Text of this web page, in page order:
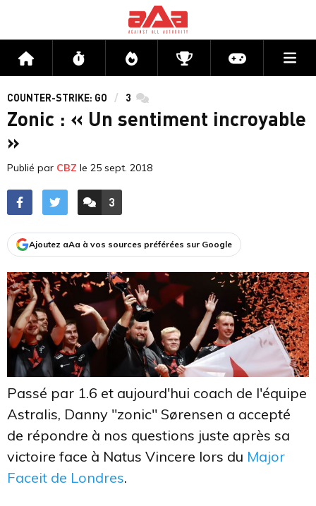
Accueil Flux Directs CompétitionsActu jeux
COUNTER-STRIKE: GO 3 commentaires
Zonic : « Un sentiment incroyable
»
Publié par CBZ le 25 sept. 2018
ACCÉDER AUX
3
COMMENTAIRES
Ajoutez aAa à vos sources préférées sur Google
Passé par 1.6 et aujourd'hui coach de l'équipe
Astralis, Danny "zonic" Sørensen a accepté
de répondre à nos questions juste après sa
victoire face à Natus Vincere lors du Major
Faceit de Londres.